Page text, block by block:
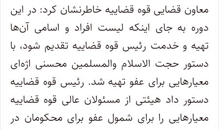
معاون قضایی قوه قضاییه خاطرنشان کرد: در این
دوره به جای اینکه لیست افراد و اسامی آن‌ها
تهیه و خدمت رئیس قوه قضاییه تقدیم شود، با
دستور حجت الاسلام والمسلمین محسنی اژه‌ای
معیار‌هایی برای عفو تهیه شد. رئیس قوه قضاییه
دستور داد هیئتی از مسئولان عالی قوه قضاییه
معیار‌هایی را برای شمول عفو برای محکومان در